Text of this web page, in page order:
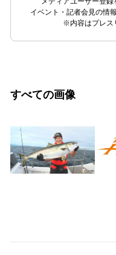
イベント・記者会見の情
※内容はプレス
すべての画像